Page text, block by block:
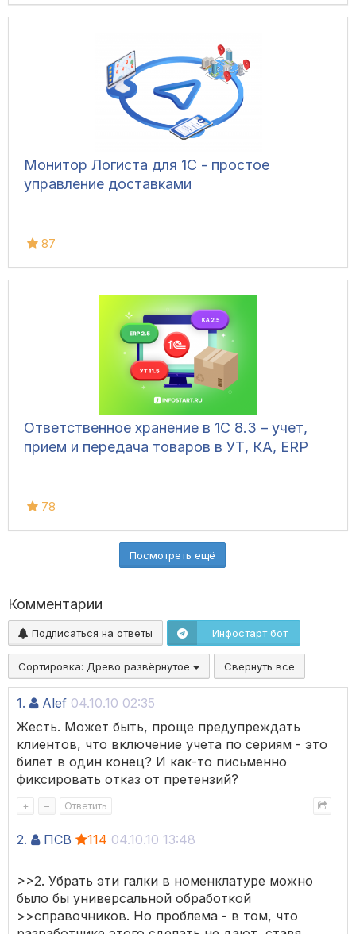
Монитор Логиста для 1С - простое
управление доставками
87
Ответственное хранение в 1С 8.3 – учет,
прием и передача товаров в УТ, КА, ERP
78
Посмотреть ещё
Комментарии
Подписаться на ответы Инфостарт бот
Сортировка: Древо развёрнутое Свернуть все
1. Alef 04.10.10 02:35
Жесть. Может быть, проще предупреждать
клиентов, что включение учета по сериям - это
билет в один конец? И как-то письменно
фиксировать отказ от претензий?
+ – Ответить
2. ПСВ 114 04.10.10 13:48
>>2. Убрать эти галки в номенклатуре можно
было бы универсальной обработкой
>>справочников. Но проблема - в том, что